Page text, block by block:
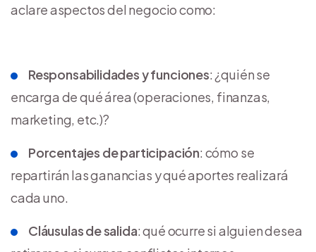
aclare aspectos del negocio como:
Responsabilidades y funciones: ¿quién se
encarga de qué área (operaciones, finanzas,
marketing, etc.)?
Porcentajes de participación: cómo se
repartirán las ganancias y qué aportes realizará
cada uno.
Cláusulas de salida: qué ocurre si alguien desea